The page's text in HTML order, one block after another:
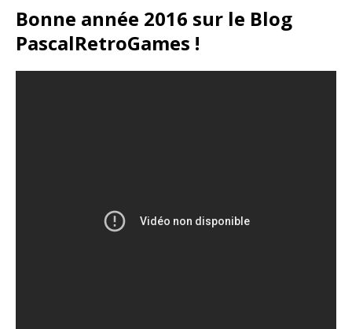
Bonne année 2016 sur le Blog
PascalRetroGames !